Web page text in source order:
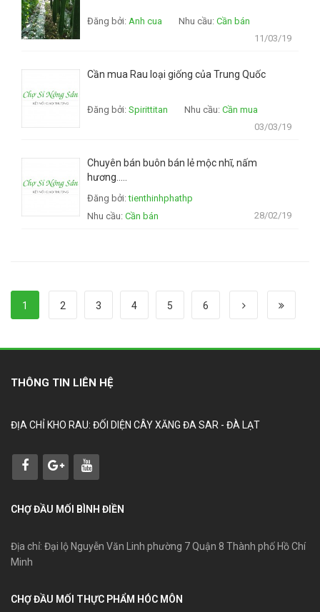
Đăng bởi: Anh cua Nhu cầu: Cần bán
11/03/19
Cần mua Rau loại giống của Trung Quốc
Đăng bởi: Spirittitan Nhu cầu: Cần mua
03/03/19
Chuyên bán buôn bán lẻ mộc nhĩ, nấm
hương.....
Đăng bởi:tienthinhphathp
Nhu cầu: Cần bán 28/02/19
1 2 3 4 5 6
THÔNG TIN LIÊN HỆ
ĐỊA CHỈ KHO RAU: ĐỐI DIỆN CÂY XĂNG ĐA SAR - ĐÀ LẠT
CHỢ ĐẦU MỐI BÌNH ĐIỀN
Địa chỉ: Đại lộ Nguyễn Văn Linh phường 7 Quận 8 Thành phố Hồ Chí
Minh
CHỢ ĐẦU MỐI THỰC PHẨM HÓC MÔN